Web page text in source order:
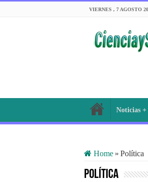
VIERNES , 7 AGOSTO
Noticias +
Home » Política
Política